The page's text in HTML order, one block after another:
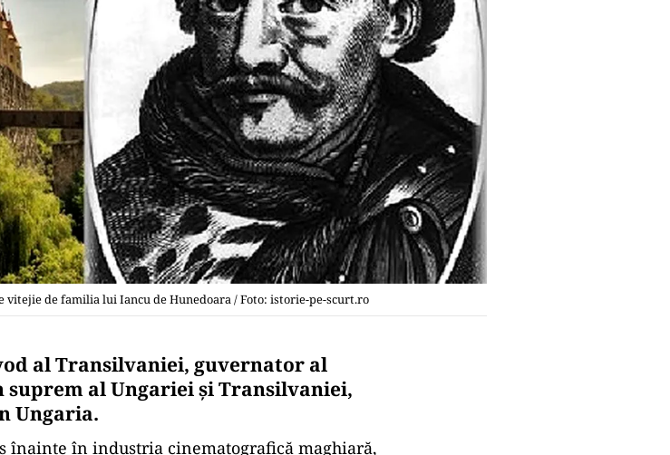
de familia lui Iancu de Hunedoara / Foto: istorie-pe-scurt.ro
al Transilvaniei, guvernator al
al Ungariei şi Transilvaniei,
Ungaria.
înainte în industria cinematografică maghiară,